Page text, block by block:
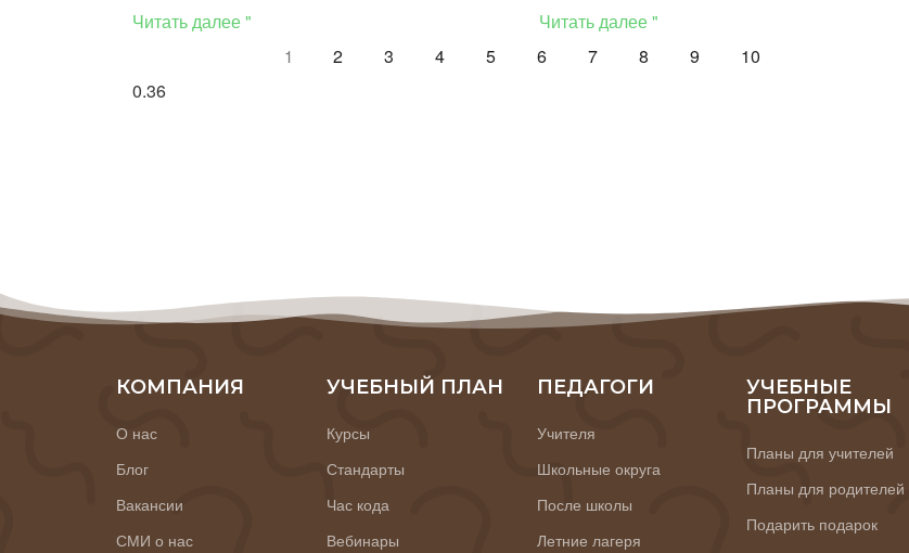
Читать далее " Читать далее "
1 2 3 4 5 6 7 8 9 10
КОМПАНИЯ
О нас
Блог
Вакансии
СМИ о нас
УЧЕБНЫЙ ПЛАН
Курсы
Стандарты
Час кода
Вебинары
ПЕДАГОГИ
Учителя
Школьные округа
После школы
Летние лагеря
УЧЕБНЫЕ
ПРОГРАММЫ
Планы для учителей
Планы для родителей
Подарить подарок